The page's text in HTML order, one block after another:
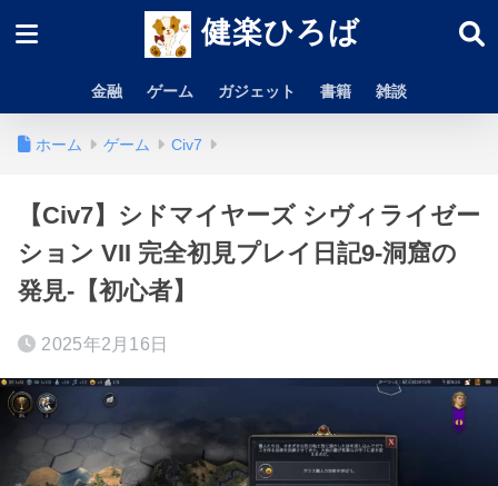
健楽ひろば
金融 ゲーム ガジェット 書籍 雑談
ホーム ゲーム Civ7
【Civ7】シドマイヤーズ シヴィライゼー
ション VII 完全初見プレイ日記9-洞窟の
発見-【初心者】
2025年2月16日